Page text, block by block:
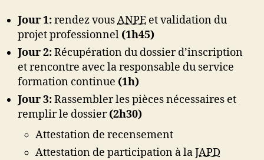
Jour 1:rendez vousANPE et validation du
projet professionnel (1h45)
Jour 2:Récupération du dossier d’inscription
et rencontre avec la responsable du service
formation continue (1h)
Jour 3:Rassembler les pièces nécessaires et
remplir le dossier(2h30)
Attestation de recensement
Attestation de participation à laJAPD